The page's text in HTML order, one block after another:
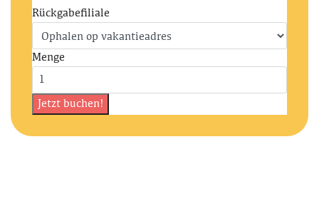
Rückgabefiliale
Menge